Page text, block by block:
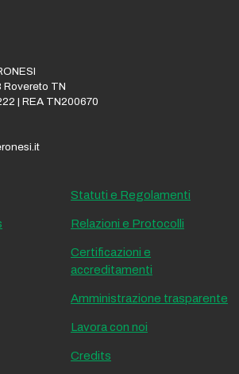
Rovereto TN
| REA TN200670
Statuti e Regolamenti
Relazioni e Protocolli
Certificazioni e
accreditamenti
Amministrazione trasparente
Lavora con noi
Credits